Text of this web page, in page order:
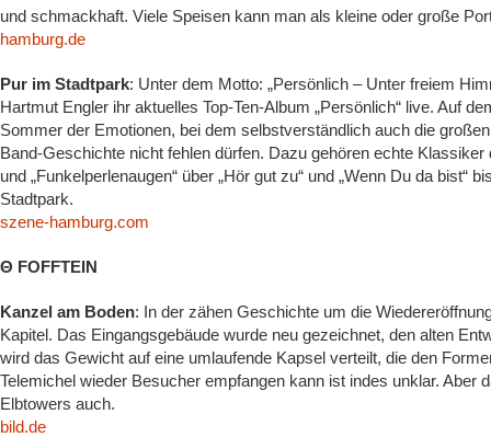
und schmackhaft. Viele Speisen kann man als kleine oder große
hamburg.de
Pur im Stadtpark: Unter dem Motto: „Persönlich – Unter freiem
Hartmut Engler ihr aktuelles Top-Ten-Album „Persönlich“ live. Auf
Sommer der Emotionen, bei dem selbstverständlich auch die
Band-Geschichte nicht fehlen dürfen. Dazu gehören echte Klassiker
und „Funkelperlenaugen“ über „Hör gut zu“ und „Wenn Du da bist“
Stadtpark.
szene-hamburg.com
Θ FOFFTEIN
Kanzel am Boden: In der zähen Geschichte um die
Kapitel. Das Eingangsgebäude wurde neu gezeichnet, den alten
wird das Gewicht auf eine umlaufende Kapsel verteilt, die den
Telemichel wieder Besucher empfangen kann ist indes unklar. Aber
Elbtowers auch.
bild.de